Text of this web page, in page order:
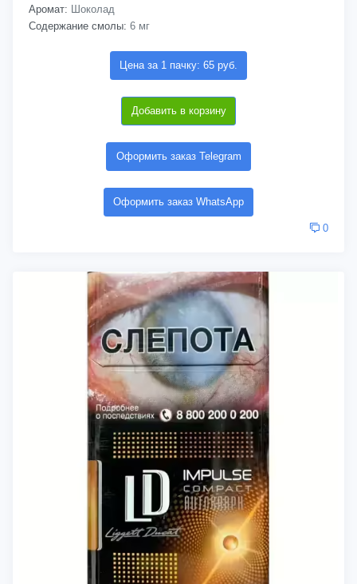
Аромат: Шоколад
Содержание смолы: 6 мг
Цена за 1 пачку: 65 руб.
Добавить в корзину
Оформить заказ Telegram
Оформить заказ WhatsApp
0